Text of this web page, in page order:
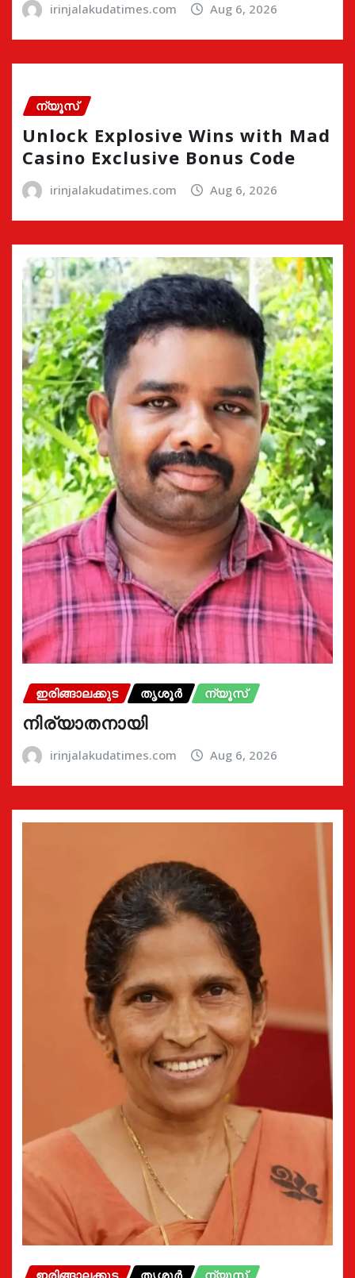
irinjalakudatimes.com Aug 6, 2026
ന്യൂസ്
Unlock Explosive Wins with Mad
Casino Exclusive Bonus Code
irinjalakudatimes.com Aug 6, 2026
ഇരിങ്ങാലക്കുട തൃശൂർ ന്യൂസ്
നിര്യാതനായി
irinjalakudatimes.com Aug 6, 2026